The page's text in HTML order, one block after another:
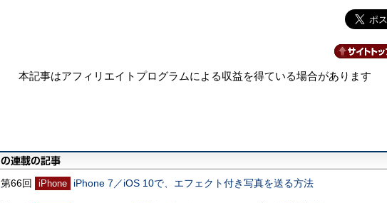
本記事はアフィリエイトプログラムによる収益を得ている場合があります
第66回 iPhone iPhone 7／iOS 10で、エフェクト付き写真を送る方法